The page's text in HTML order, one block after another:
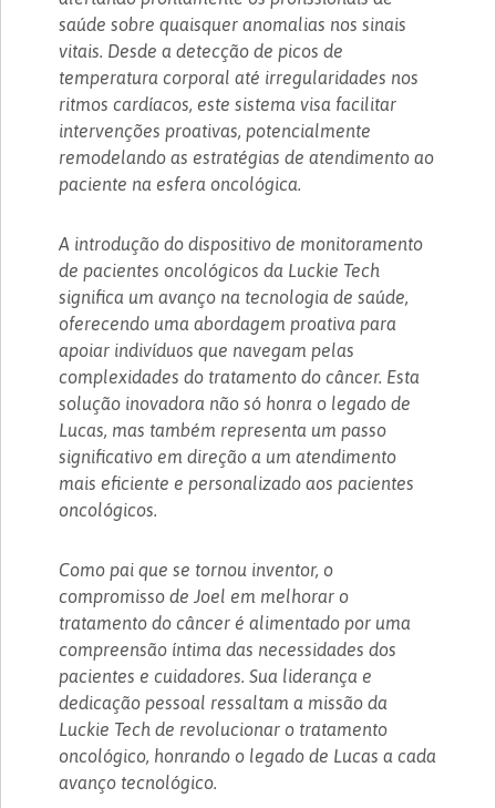
saúde sobre quaisquer anomalias nos sinais
vitais. Desde a detecção de picos de
temperatura corporal até irregularidades nos
ritmos cardíacos, este sistema visa facilitar
intervenções proativas, potencialmente
remodelando as estratégias de atendimento ao
paciente na esfera oncológica.
A introdução do dispositivo de monitoramento
de pacientes oncológicos da Luckie Tech
significa um avanço na tecnologia de saúde,
oferecendo uma abordagem proativa para
apoiar indivíduos que navegam pelas
complexidades do tratamento do câncer. Esta
solução inovadora não só honra o legado de
Lucas, mas também representa um passo
significativo em direção a um atendimento
mais eficiente e personalizado aos pacientes
oncológicos.
Como pai que se tornou inventor, o
compromisso de Joel em melhorar o
tratamento do câncer é alimentado por uma
compreensão íntima das necessidades dos
pacientes e cuidadores. Sua liderança e
dedicação pessoal ressaltam a missão da
Luckie Tech de revolucionar o tratamento
oncológico, honrando o legado de Lucas a cada
avanço tecnológico.